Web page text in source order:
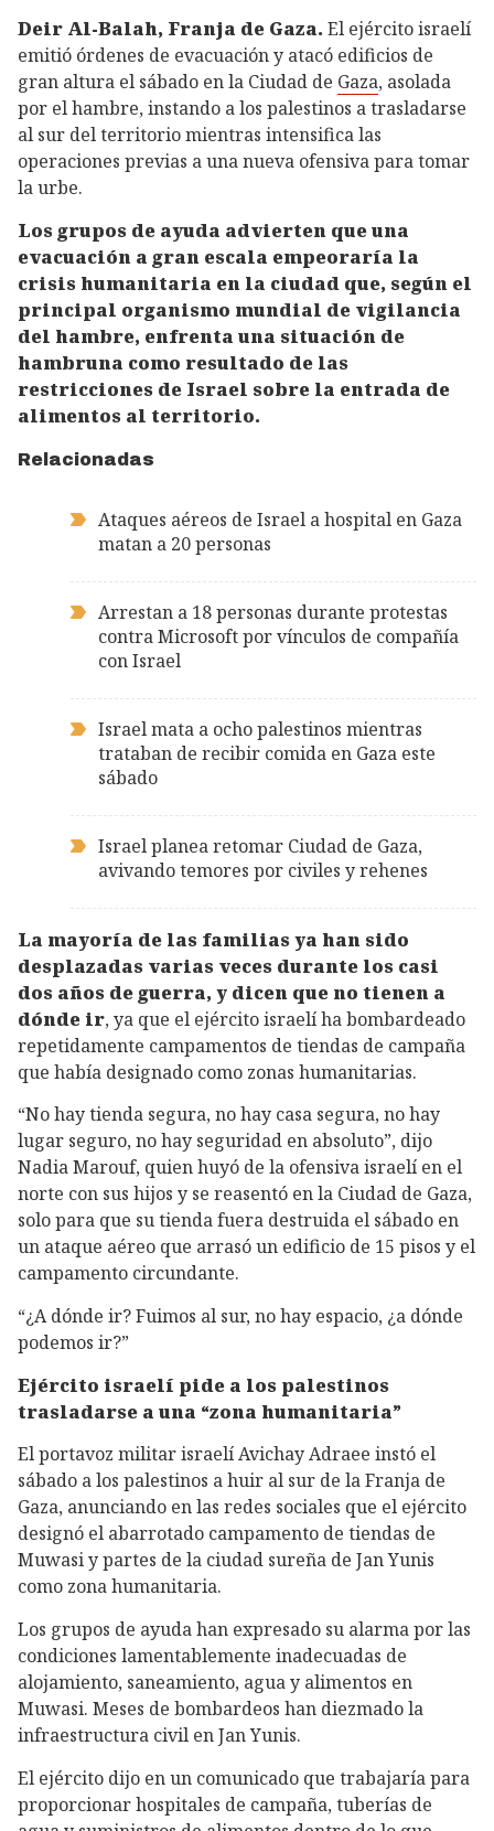
Deir Al-Balah, Franja de Gaza. El ejército israelí
emitió órdenes de evacuación y atacó edificios de
gran altura el sábado en la Ciudad de Gaza, asolada
por el hambre, instando a los palestinos a trasladarse
al sur del territorio mientras intensifica las
operaciones previas a una nueva ofensiva para tomar
la urbe.
Los grupos de ayuda advierten que una
evacuación a gran escala empeoraría la
crisis humanitaria en la ciudad que, según el
principal organismo mundial de vigilancia
del hambre, enfrenta una situación de
hambruna como resultado de las
restricciones de Israel sobre la entrada de
alimentos al territorio.
Relacionadas
Ataques aéreos de Israel a hospital en Gaza
matan a 20 personas
Arrestan a 18 personas durante protestas
contra Microsoft por vínculos de compañía
con Israel
Israel mata a ocho palestinos mientras
trataban de recibir comida en Gaza este
sábado
Israel planea retomar Ciudad de Gaza,
avivando temores por civiles y rehenes
La mayoría de las familias ya han sido
desplazadas varias veces durante los casi
dos años de guerra, y dicen que no tienen a
dónde ir, ya que el ejército israelí ha bombardeado
repetidamente campamentos de tiendas de campaña
que había designado como zonas humanitarias.
“No hay tienda segura, no hay casa segura, no hay
lugar seguro, no hay seguridad en absoluto”, dijo
Nadia Marouf, quien huyó de la ofensiva israelí en el
norte con sus hijos y se reasentó en la Ciudad de Gaza,
solo para que su tienda fuera destruida el sábado en
un ataque aéreo que arrasó un edificio de 15 pisos y el
campamento circundante.
“¿A dónde ir? Fuimos al sur, no hay espacio, ¿a dónde
podemos ir?”
Ejército israelí pide a los palestinos
trasladarse a una “zona humanitaria”
El portavoz militar israelí Avichay Adraee instó el
sábado a los palestinos a huir al sur de la Franja de
Gaza, anunciando en las redes sociales que el ejército
designó el abarrotado campamento de tiendas de
Muwasi y partes de la ciudad sureña de Jan Yunis
como zona humanitaria.
Los grupos de ayuda han expresado su alarma por las
condiciones lamentablemente inadecuadas de
alojamiento, saneamiento, agua y alimentos en
Muwasi. Meses de bombardeos han diezmado la
infraestructura civil en Jan Yunis.
El ejército dijo en un comunicado que trabajaría para
proporcionar hospitales de campaña, tuberías de